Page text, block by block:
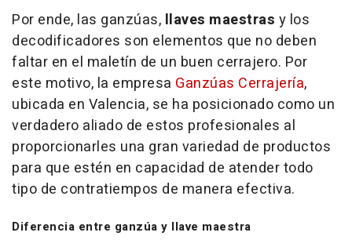
Por ende, las ganzúas, llaves maestras y los
decodificadores son elementos que no deben
faltar en el maletín de un buen cerrajero. Por
este motivo, la empresa Ganzúas Cerrajería,
ubicada en Valencia, se ha posicionado como un
verdadero aliado de estos profesionales al
proporcionarles una gran variedad de productos
para que estén en capacidad de atender todo
tipo de contratiempos de manera efectiva.
Diferencia entre ganzúa y llave maestra